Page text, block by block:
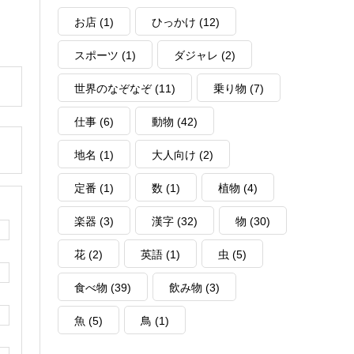
お店 (1) ひっかけ (12)
スポーツ (1) ダジャレ (2)
世界のなぞなぞ(11) 乗り物 (7)
仕事 (6) 動物 (42)
地名 (1) 大人向け (2)
定番 (1) 数 (1) 植物 (4)
楽器 (3) 漢字 (32) 物 (30)
花 (2) 英語 (1) 虫 (5)
食べ物 (39) 飲み物 (3)
魚 (5) 鳥 (1)